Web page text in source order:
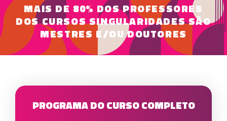
MAIS DE 80% DOS PROFESSORES
DOS CURSOS SINGULARIDADES SÃO
MESTRES E/OU DOUTORES
PROGRAMA DO CURSO COMPLETO